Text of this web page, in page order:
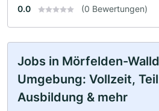
0.0 (0 Bewertungen)
Jobs in Mörfelden-
Umgebung: Vollzeit,
Ausbildung & mehr